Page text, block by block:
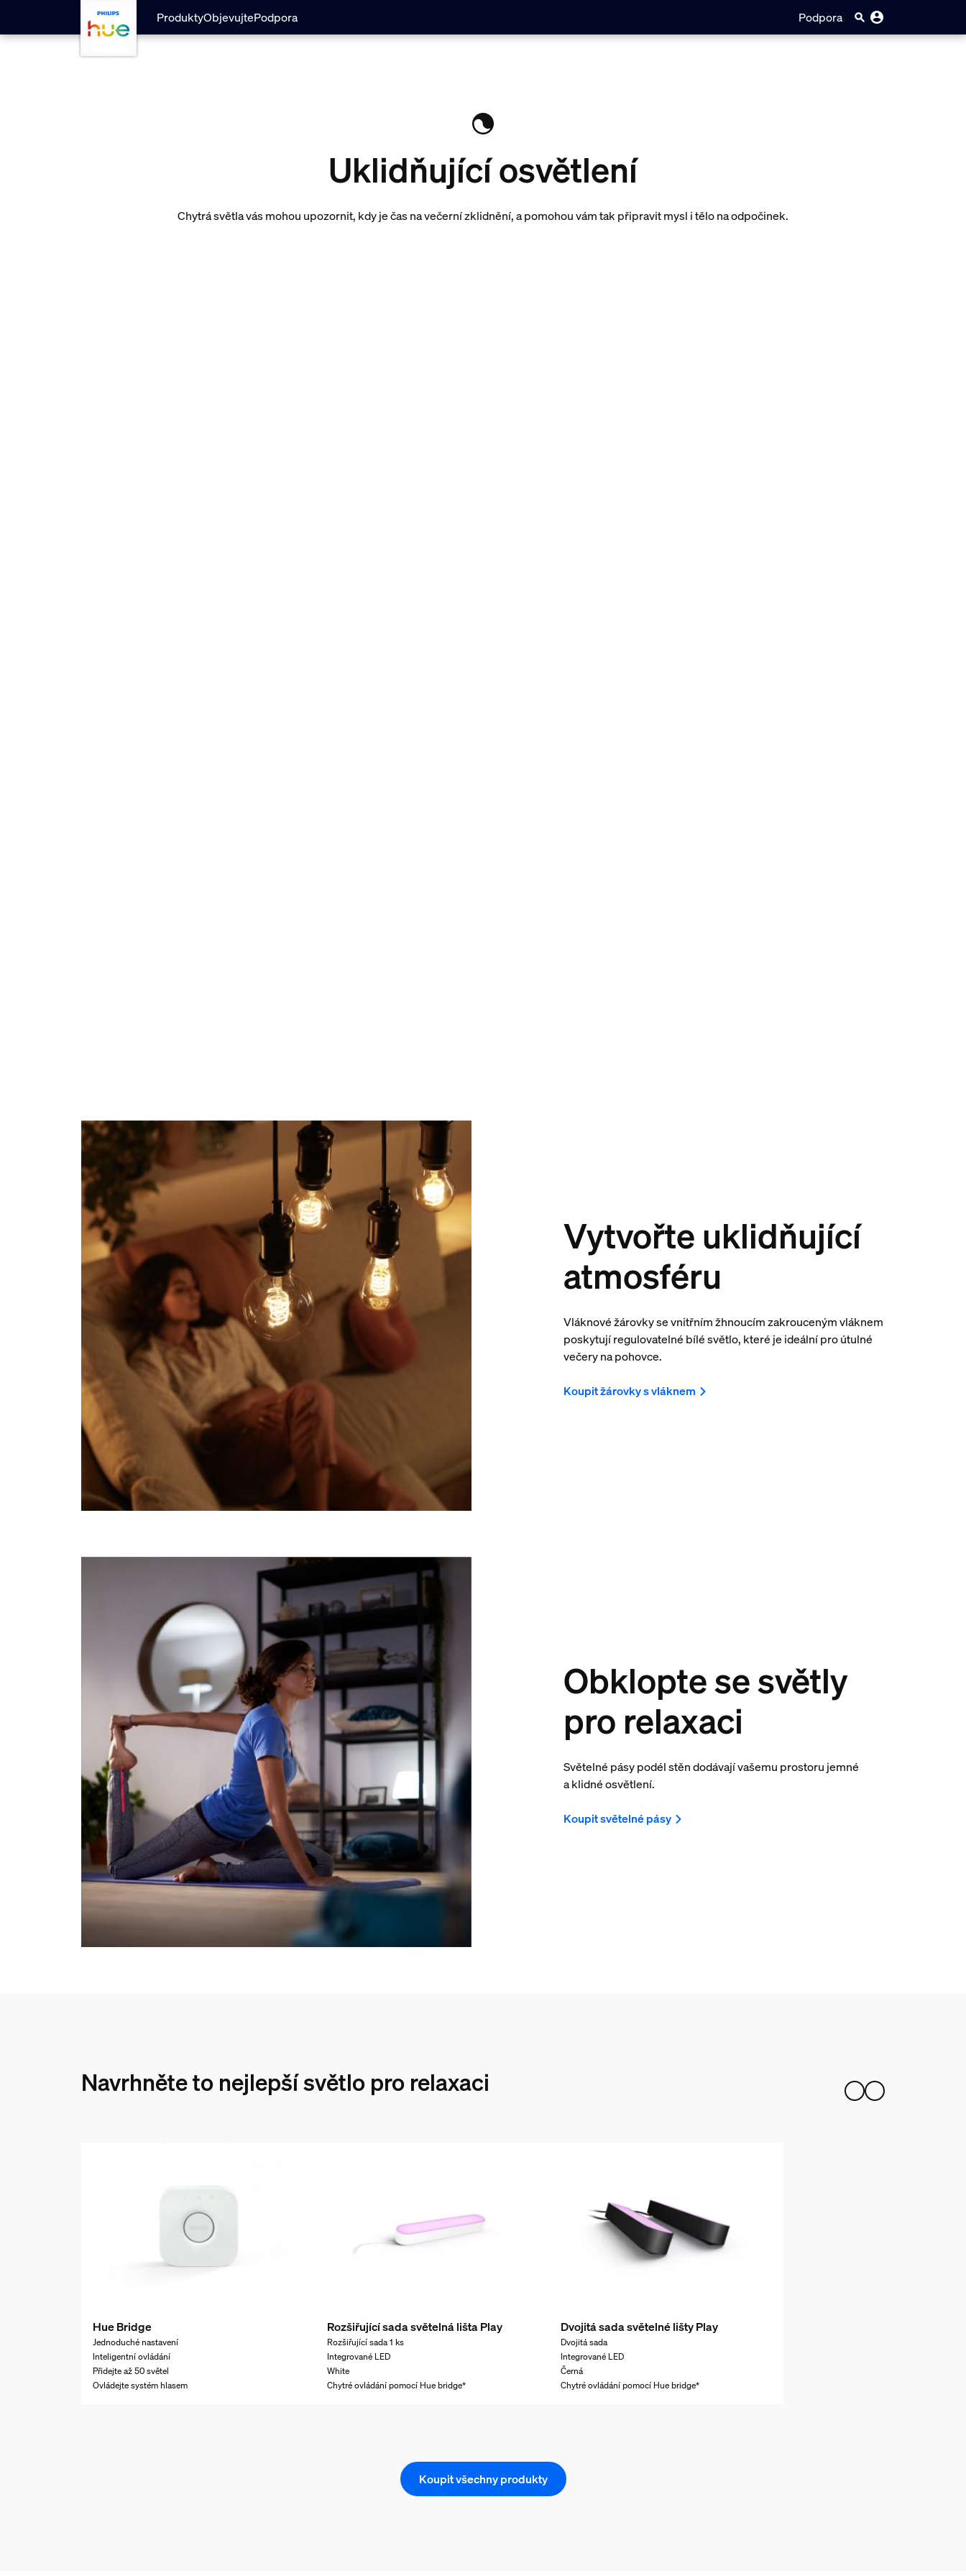
skip.to.main.content
ProduktyObjevujtePodpora Podpora
Uklidňující osvětlení
Chytrá světla vás mohou upozornit, kdy je čas na večerní zklidnění, a pomohou vám tak připravit mysl i tělo na odpočinek.
Vytvořte uklidňující
atmosféru
Vláknové žárovky se vnitřním žhnoucím zakrouceným vláknem
poskytují regulovatelné bílé světlo, které je ideální pro útulné
večery na pohovce.
Koupit žárovky s vláknem
Obklopte se světly
pro relaxaci
Světelné pásy podél stěn dodávají vašemu prostoru jemné
a klidné osvětlení.
Koupit světelné pásy
Navrhněte to nejlepší světlo pro relaxaci
Hue Bridge
Jednoduché nastavení
Inteligentní ovládání
Přidejte až 50 světel
Ovládejte systém hlasem
Rozšiřující sada světelná lišta Play
Rozšiřující sada 1 ks
Integrované LED
White
Chytré ovládání pomocí Hue bridge*
Dvojitá sada světelné lišty Play
Dvojitá sada
Integrované LED
Černá
Chytré ovládání pomocí Hue bridge*
Koupit všechny produkty